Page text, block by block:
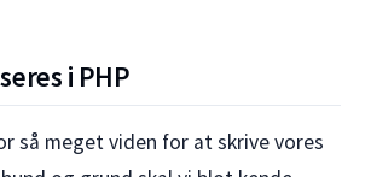
i PHP
så meget viden for at skrive vores